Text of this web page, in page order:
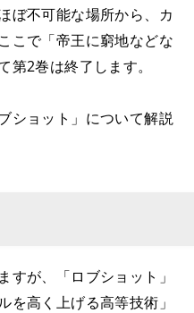
ぼ不可能な場所から、カ
こで「帝王に窮地などな
第2巻は終了します。
ショット」について解説
すが、「ロブショット」
を高く上げる高等技術」